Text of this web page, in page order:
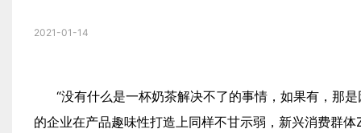
2021-01-14
“没有什么是一杯奶茶解决不了的事情，如果有，那
的企业在产品趣味性打造上同样不甘示弱，新兴消费群